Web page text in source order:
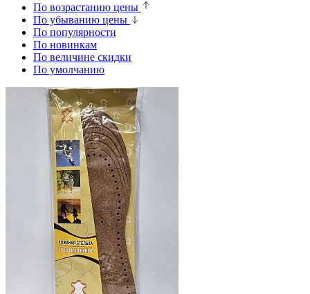
По возрастанию цены
По убыванию цены
По популярности
По новинкам
По величине скидки
По умолчанию